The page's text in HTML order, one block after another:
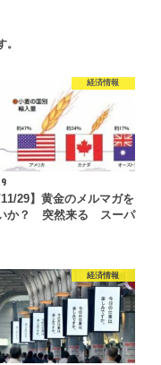
経済情報
11/29】黄金のメルマガを
か？ 突然来る スーパ
経済情報